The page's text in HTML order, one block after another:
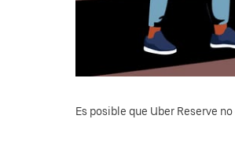
Es posible que Uber Reserve